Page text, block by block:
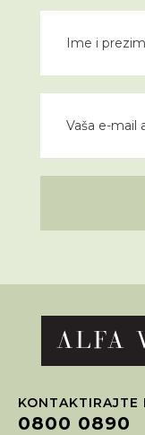
KONTAKTIRAJTE
0800 0890